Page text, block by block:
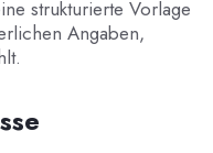
strukturierte Vorlage
Angaben,